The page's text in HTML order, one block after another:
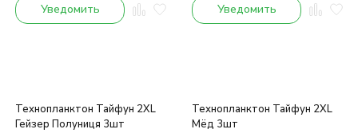
Уведомить Уведомить
Технопланктон Тайфун 2XL
Гейзер Полуниця 3шт
Технопланктон Тайфун 2XL
Мёд 3шт